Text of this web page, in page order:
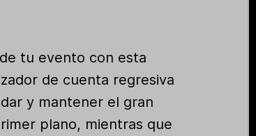
tu evento con esta
de cuenta regresiva
y mantener el gran
plano, mientras que